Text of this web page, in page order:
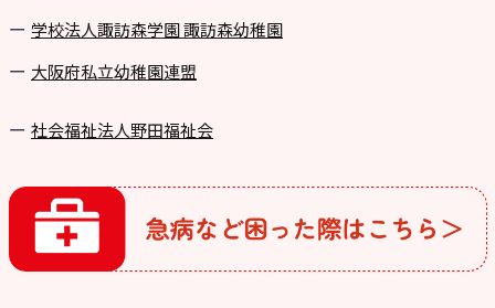
学校法⼈諏訪森学園 諏訪森幼稚園
⼤阪府私⽴幼稚園連盟
社会福祉法人野田福祉会